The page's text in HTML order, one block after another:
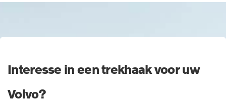
Interesse in een trekhaak voor uw
Volvo?